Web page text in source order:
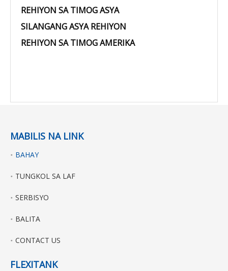
REHIYON SA TIMOG ASYA
SILANGANG ASYA REHIYON
REHIYON SA TIMOG AMERIKA
MABILIS NA LINK
BAHAY
TUNGKOL SA LAF
SERBISYO
BALITA
CONTACT US
FLEXITANK